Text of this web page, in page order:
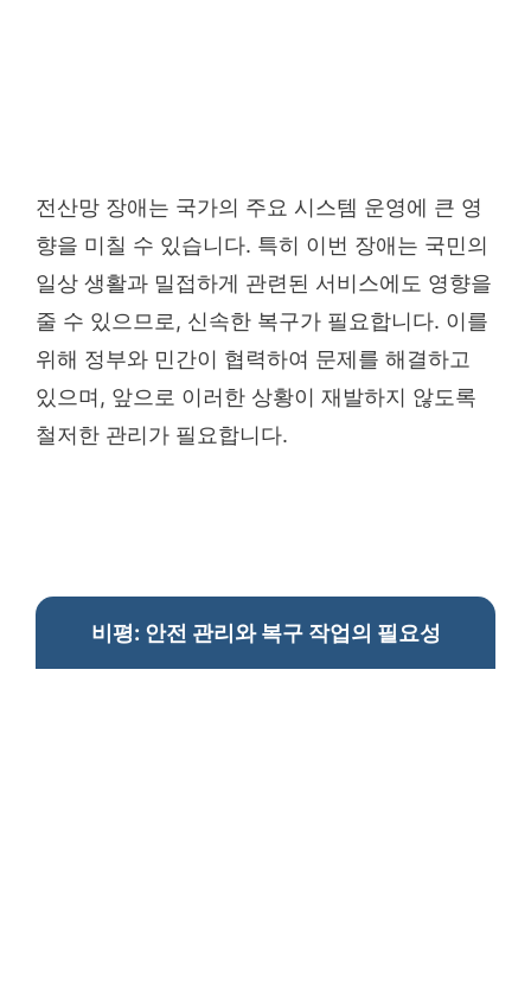
전산망 장애는 국가의 주요 시스템 운영에 큰 영
향을 미칠 수 있습니다. 특히 이번 장애는 국민의
일상 생활과 밀접하게 관련된 서비스에도 영향을
줄 수 있으므로, 신속한 복구가 필요합니다. 이를
위해 정부와 민간이 협력하여 문제를 해결하고
있으며, 앞으로 이러한 상황이 재발하지 않도록
철저한 관리가 필요합니다.
비평: 안전 관리와 복구 작업의 필요성